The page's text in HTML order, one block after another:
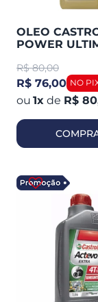
OLEO
POWER
R$ 80,00
R$ 76,00
1x de R$